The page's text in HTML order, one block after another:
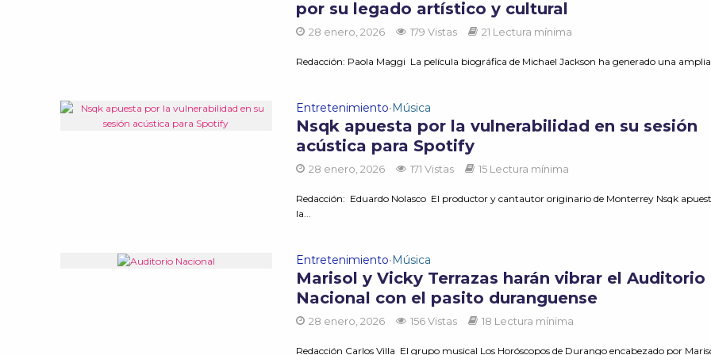
por su legado artístico y cultural
28 enero, 2026 179 Vistas 21 Lectura mínima
Redacción: Paola Maggi La película biográfica de Michael Jackson ha generado una
Entretenimiento•Música
Nsqk apuesta por la vulnerabilidad en su sesión
acústica para Spotify
28 enero, 2026 171 Vistas 15 Lectura mínima
Redacción: Eduardo Nolasco El productor y cantautor originario de Monterrey Nsqk
la...
Entretenimiento•Música
Marisol y Vicky Terrazas harán vibrar el Auditorio
Nacional con el pasito duranguense
28 enero, 2026 156 Vistas 18 Lectura mínima
Redacción Carlos Villa El grupo musical Los Horóscopos de Durango encabezado por